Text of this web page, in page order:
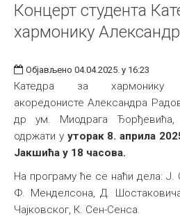
Концерт студента
хармонику
Објављено 04.04.2025. у 16:23
Катедра за хармонику
акоредонисте Александра
др ум. Миодрага
одржати у уторак 8. априла
Јакшића у 18 часова.
На програму ће се наћи дела: Ј.
Ф. Менделсона, Д.
Чајковског, К. Сен-Сенса.